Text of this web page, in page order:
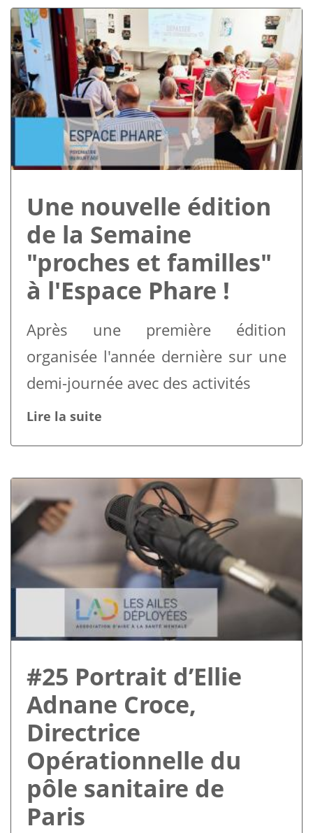
Une nouvelle édition
de la Semaine
"proches et familles"
à l'Espace Phare !
Après une première édition
organisée l'année dernière sur une
demi-journée avec des activités
Lire la suite
#25 Portrait d’Ellie
Adnane Croce,
Directrice
Opérationnelle du
pôle sanitaire de
Paris